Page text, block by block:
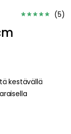
(5)
kestävällä